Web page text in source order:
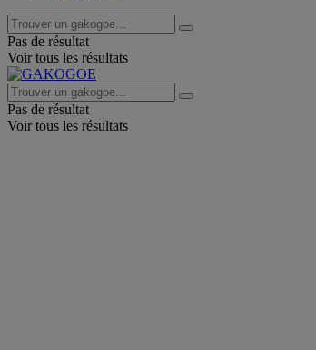
Pas de résultat
Voir tous les résultats
Pas de résultat
Voir tous les résultats